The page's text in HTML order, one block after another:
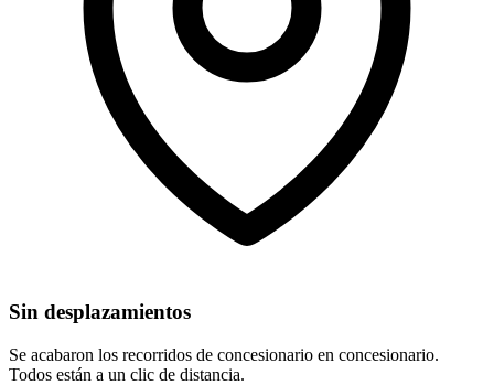
Sin desplazamientos
Se acabaron los recorridos de concesionario en concesionario.
Todos están a un clic de distancia.